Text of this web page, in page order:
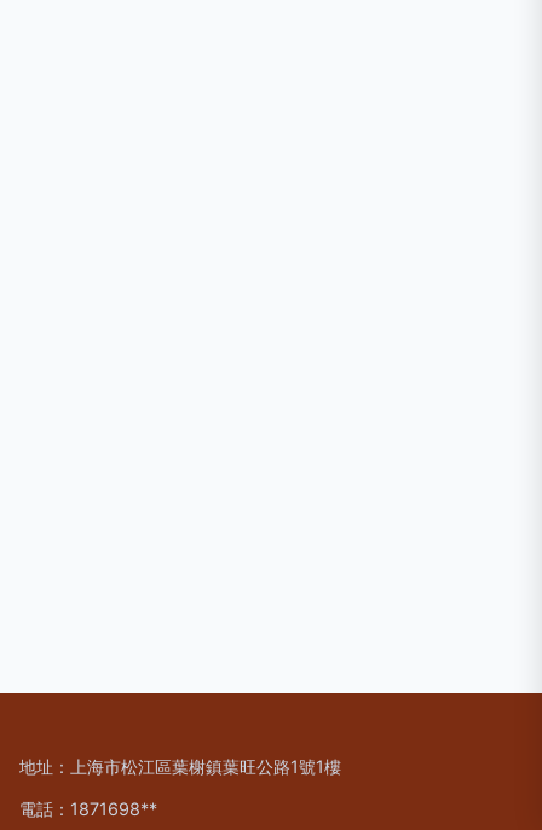
地址：上海市松江區葉榭鎮葉旺公路1號1樓
電話：1871698**